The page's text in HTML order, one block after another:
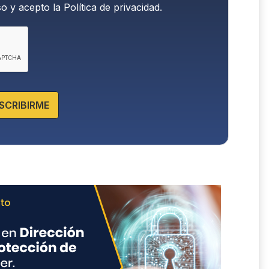
y acepto la Política de privacidad.